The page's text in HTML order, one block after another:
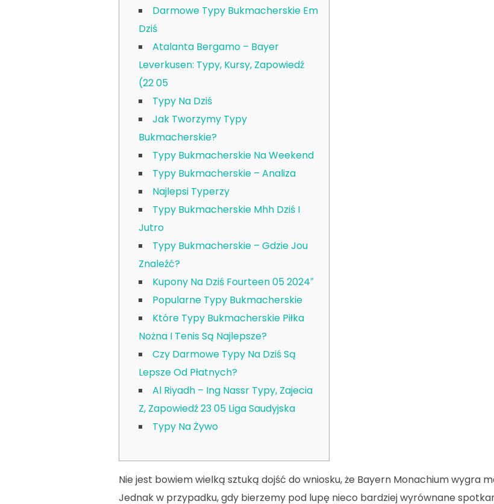
Darmowe Typy Bukmacherskie Em
Dziś
Atalanta Bergamo – Bayer
Leverkusen: Typy, Kursy, Zapowiedź
(22 05
Typy Na Dziś
Jak Tworzymy Typy
Bukmacherskie?
Typy Bukmacherskie Na Weekend
Typy Bukmacherskie – Analiza
Najlepsi Typerzy
Typy Bukmacherskie Mhh Dziś I
Jutro
Typy Bukmacherskie – Gdzie Jou
Znaleźć?
Kupony Na Dziś Fourteen 05 2024″
Popularne Typy Bukmacherskie
Które Typy Bukmacherskie Piłka
Nożna I Tenis Są Najlepsze?
Czy Darmowe Typy Na Dziś Są
Lepsze Od Płatnych?
Al Riyadh – Ing Nassr Typy, Zajecia
Z, Zapowiedź 23 05 Liga Saudyjska
Typy Na Żywo
Nie jest bowiem wielką sztuką dojść do wniosku, że Bayern Monachium wygra
Jednak w przypadku, gdy bierzemy pod lupę nieco bardziej wyrównane